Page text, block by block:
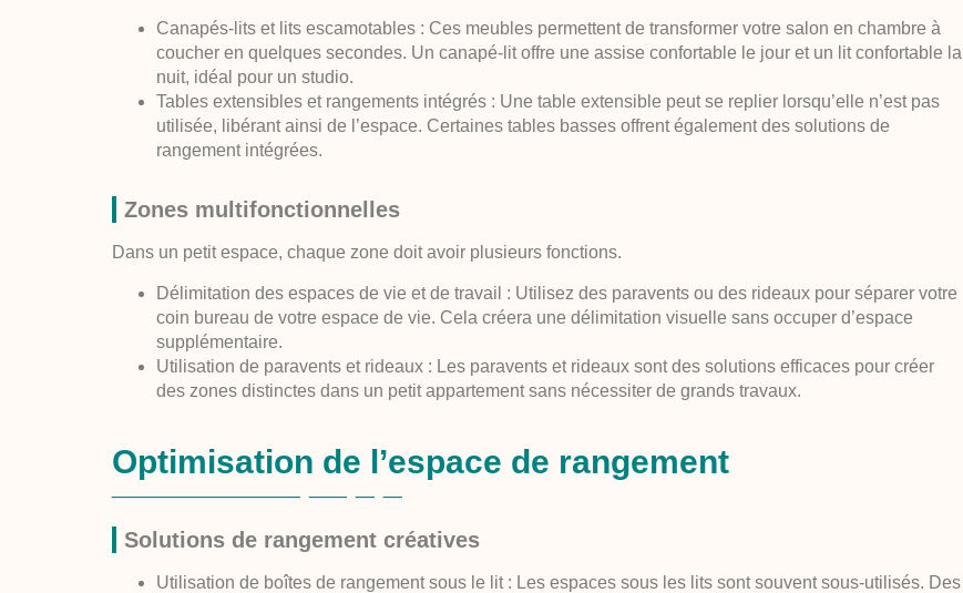
Canapés-lits et lits escamotables : Ces meubles permettent de transformer votre salon en chambre à
coucher en quelques secondes. Un canapé-lit offre une assise confortable le jour et un lit confortable la
nuit, idéal pour un studio.
Tables extensibles et rangements intégrés : Une table extensible peut se replier lorsqu’elle n’est pas
utilisée, libérant ainsi de l’espace. Certaines tables basses offrent également des solutions de
rangement intégrées.
Zones multifonctionnelles
Dans un petit espace, chaque zone doit avoir plusieurs fonctions.
Délimitation des espaces de vie et de travail : Utilisez des paravents ou des rideaux pour séparer votre
coin bureau de votre espace de vie. Cela créera une délimitation visuelle sans occuper d’espace
supplémentaire.
Utilisation de paravents et rideaux : Les paravents et rideaux sont des solutions efficaces pour créer
des zones distinctes dans un petit appartement sans nécessiter de grands travaux.
Optimisation de l’espace de rangement
Solutions de rangement créatives
Utilisation de boîtes de rangement sous le lit : Les espaces sous les lits sont souvent sous-utilisés. Des